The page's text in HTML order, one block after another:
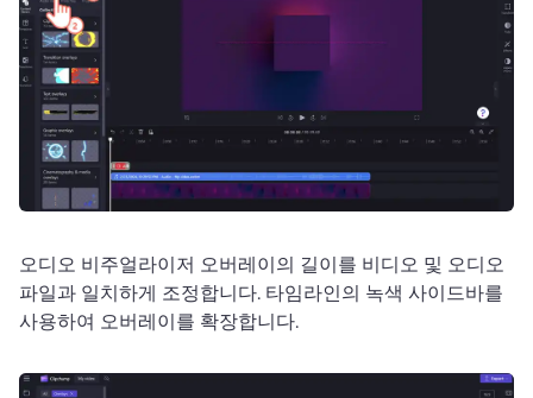
오디오 비주얼라이저 오버레이의 길이를 비디오 및 오디오
파일과 일치하게 조정합니다. 타임라인의 녹색 사이드바를
사용하여 오버레이를 확장합니다.